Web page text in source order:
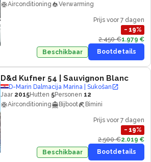
Airconditioning
Verwarming
Prijs voor 7 dagen
− 19%
2.450 €1.979 €
Beschikbaar
Bootdetails
D&d Kufner 54 | Sauvignon Blanc
D-Marin Dalmacija Marina | Sukošan
Jaar 2015Hutten 5Personen 12
Airconditioning
Bijboot Bimini
Prijs voor 7 dagen
− 19%
2.500 €2.019 €
Beschikbaar
Bootdetails